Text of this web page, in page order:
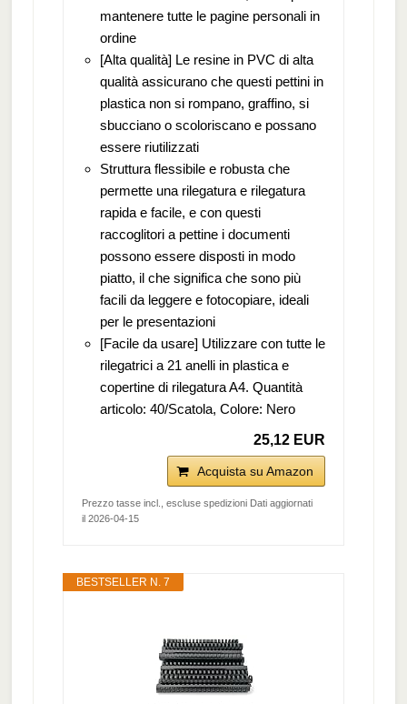
mantenere tutte le pagine personali in
ordine
[Alta qualità] Le resine in PVC di alta
qualità assicurano che questi pettini in
plastica non si rompano, graffino, si
sbucciano o scoloriscano e possano
essere riutilizzati
Struttura flessibile e robusta che
permette una rilegatura e rilegatura
rapida e facile, e con questi
raccoglitori a pettine i documenti
possono essere disposti in modo
piatto, il che significa che sono più
facili da leggere e fotocopiare, ideali
per le presentazioni
[Facile da usare] Utilizzare con tutte le
rilegatrici a 21 anelli in plastica e
copertine di rilegatura A4. Quantità
articolo: 40/Scatola, Colore: Nero
25,12 EUR
Acquista su Amazon
Prezzo tasse incl., escluse spedizioni Dati aggiornati
il 2026-04-15
BESTSELLER N. 7